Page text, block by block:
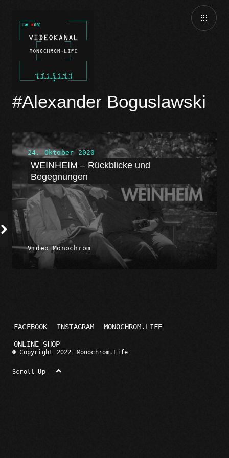
#Alexander Boguslawski
24. Oktober 2020
WEINHEIM – Rückblicke und
Begegnungen
Video Monochrom
FACEBOOK INSTAGRAM MONOCHROM.LIFE
ONLINE-SHOP
© Copyright 2022 Monochrom.Life
Scroll Up